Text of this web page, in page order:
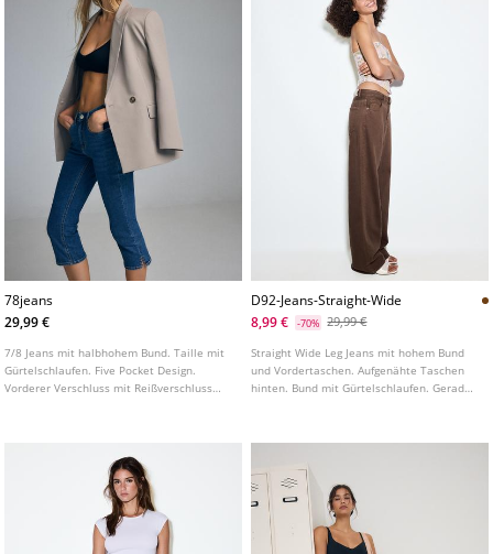
78jeans
29,99 €
7/8 Jeans mit halbhohem Bund. Taille mit
Gürtelschlaufen. Five Pocket Design.
Vorderer Verschluss mit Reißverschluss
D92-Jeans-Straight-Wide
8,99 €
-70% 29,99 €
Straight Wide Leg Jeans mit hohem Bund
und Vordertaschen. Aufgenähte Taschen
hinten. Bund mit Gürtelschlaufen. Gerades,
verschiedenen Farben erhältlich.